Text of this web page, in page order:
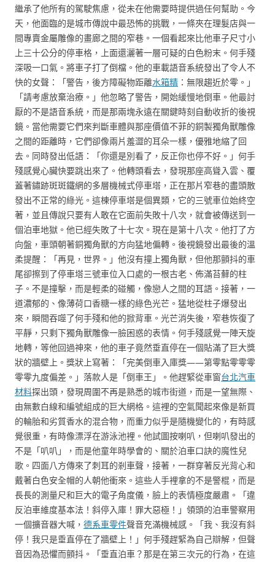
繼承了他所有的駕駛焦慮，從未在他需要時提供過任何幫助。今
天，他面臨的是城市傳說中最恐怖的挑戰，一條夾在理髮店與一
間專賣金屬雕像的畫廊之間的窄巷。一個看起來比他車子尺寸小
上三十公分的停車格，上面還灑著一層可疑的白色粉末。何手殘
深吸一口氣。將車子打了倒檔。他的車載語音系統發出了令人不
快的女聲：「警告，後方障礙物距離水箱精 ：無限趨近於零。」
「請考慮放棄治療。」他忽略了警告，開始緩慢地倒車。他最討
厭的不是語音系統，而是那兩塊永遠在關鍵時刻自動收折的後視
鏡。當他需要它們來判斷車體與那座價值不菲的銅製獨角獸雕像
之間的距離時，它們卻像兩片羞澀的耳朵一樣，優雅地縮了回
去。同時發出低語：「你還是別看了，反正你也停不好。」何手
殘感覺心臟快要跳出來了。他轉頭看去，發現那座高聳入雲、覆
蓋著鏽跡斑斑鐵網的多層機械式停車塔，正在那片窄巷的盡頭散
發出不正常的綠光。這棟停車塔是個異類，它的三號車位始終空
著，並且傳說只要有人敢在它面前失敗十八次，就會被傳送到一
個泊車地獄。他已經失敗了十七次。現在是第十八次。他打了方
向盤，車頭朝著銅獨角獸的方向猛地偏轉。後視鏡發出最後的溫
柔提醒：「再見，世界。」他沒有撞上獨角獸，但他那顫抖的車
尾卻擦到了停車塔三號車位入口處的一根古老、佈滿苔蘚的柱
子。不是撞擊，而是輕柔的碰觸，像戀人之間的耳語。接著，一
道濃郁的、像薄荷口香糖一樣的綠色光芒。猛地從柱子爆發出
來，瞬間吞噬了何手殘和他的掀背車。光芒消失後，窄巷恢復了
平靜，只剩下獨角獸雕像一臉困惑的表情。何手殘感覺一陣天旋
地轉，等他回過神來，他的車子竟然垂直停在一個貼滿了巨大獎
狀的牆壁上。獎狀上寫著：「完美倒車入庫獎——第零點零零零
零零九度偏差。」落款人是「倒車王」。他趕緊從車窗台北汽車
材料探出頭，發現周圍不再是熟悉的城市街道，而是一望無際、
由無數白線和編號組成的巨大網格。這裡的空氣聞起來像是新買
的輪胎和劣質香水的混合物，而重力似乎是隨機變化的，有時感
覺很重，有時像漂浮在游泳池裡。他試圖按喇叭，但喇叭發出的
不是「叭叭」，而是他童年時學會的、關於泊車口訣的魔性兒
歌。四面八方傳來了刺耳的剎車聲，接著，一群穿著反光背心和
戴著白色安全帽的人朝他衝來。這些人手裡拿的不是警棍，而是
長長的測量尺和巨大的電子角度儀，臉上的表情極度嚴肅。「違
反泊車維度基本法！斜停入庫！罪大惡極！」領頭的泊車警察用
一個擴音器大喊， 德系車零件聲音充滿機械感。「我、我沒有斜
停！我只是垂直停在了牆壁上！」何手殘趕緊為自己辯解，但聲
音因為恐懼而顫抖。「垂直泊車？那是在第三次元的行為，在這